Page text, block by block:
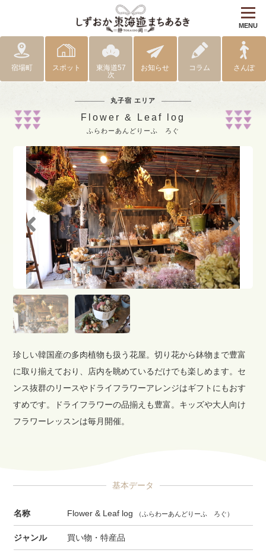
MENU
宿場町 スポット
東海道57
次
お知らせ コラム さんぽ
丸子宿 エリア
Flower & Leaf log
ふらわーあんどりーふ ろぐ
珍しい韓国産の多肉植物も扱う花屋。切り花から鉢物まで豊富
に取り揃えており、店内を眺めているだけでも楽しめます。セ
ンス抜群のリースやドライフラワーアレンジはギフトにもおす
すめです。ドライフラワーの品揃えも豊富。キッズや大人向け
フラワーレッスンは毎月開催。
基本データ
名称 Flower & Leaf log （ふらわーあんどりーふ ろぐ）
ジャンル 買い物・特産品